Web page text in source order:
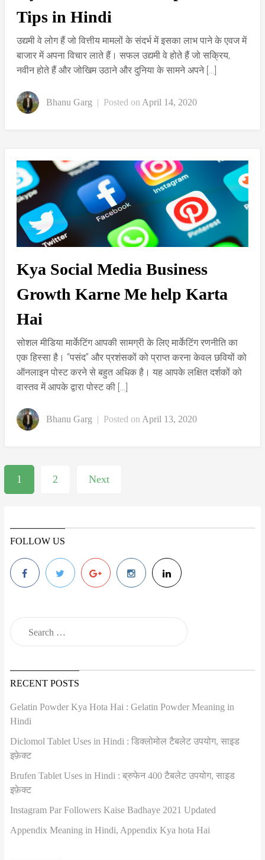
Tips in Hindi
उद्यमी वे लोग हैं जो वित्तीय मामलों के संदर्भ में इसका लाभ पाने के एवज में
बाजार में अपना विचार लाते हैं। सफल उद्यमी वे होते हैं जो सक्रिय,
नवीन होते हैं और जोखिम उठाने और दुनिया के सामने अपने […]
Bhanu Garg | Posted on April 14, 2020
Kya Social Media Business
Growth Karne Me help Karta
Hai
सोशल मीडिया मार्केटिंग आपकी सामग्री के लिए मार्केटिंग रणनीति का
एक हिस्सा है। “पसंद” और प्रशंसकों को प्राप्त करना केवल छवियों को
ऑनलाइन पोस्ट करने से बहुत अधिक है। यह आपके लक्षित दर्शकों को
वास्तव में आपके द्वारा पोस्ट की […]
Bhanu Garg | Posted on April 13, 2020
Posts
1 2 Next
FOLLOW US
RECENT POSTS
Gelatin Powder Kya Hota Hai : Gelatin Powder Meaning in
Hindi
Diclomol Tablet Uses in Hindi : डिक्लोमोल टैबलेट उपयोग, साइड
इफ़ेक्ट
Brufen Tablet Uses in Hindi : ब्रुफेन 400 टैबलेट उपयोग, साइड
इफ़ेक्ट
Instagram Par Followers Kaise Badhaye 2021 Updated
Appendix Meaning in Hindi, Appendix Kya hota Hai